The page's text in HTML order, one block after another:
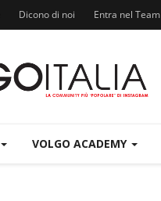
Dicono di noi Entra nel Team
VOLGO ACADEMY